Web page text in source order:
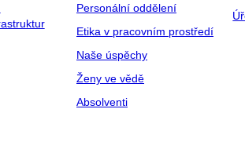
Personální oddělení
Etika v pracovním prostředí
Naše úspěchy
Ženy ve vědě
Absolventi